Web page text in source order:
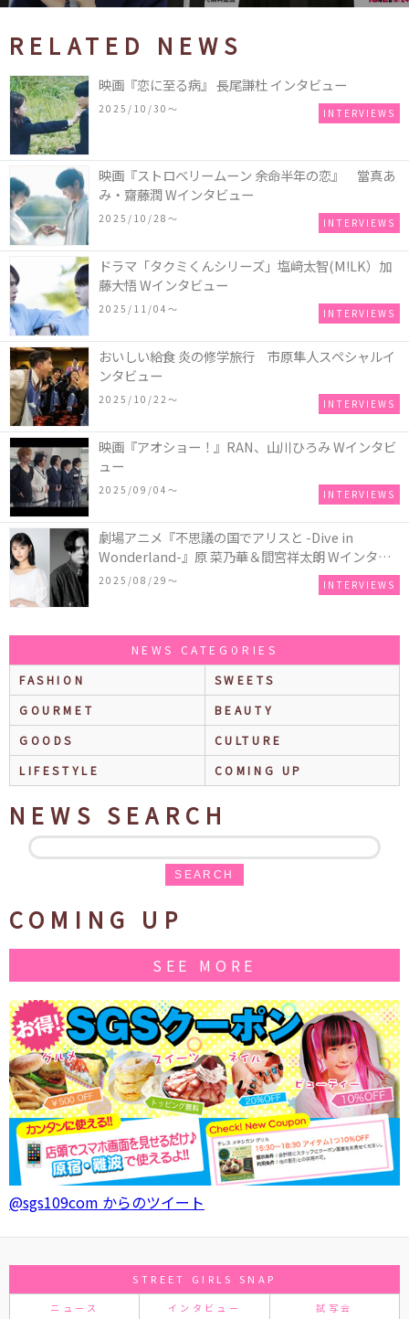
RELATED NEWS
映画『恋に至る病』 長尾謙杜 インタビュー
2025/10/30〜 INTERVIEWS
映画『ストロベリームーン 余命半年の恋』 當真あ
み・齋藤潤 Wインタビュー
2025/10/28〜 INTERVIEWS
ドラマ「タクミくんシリーズ」塩﨑太智(M!LK）加
藤大悟 Wインタビュー
2025/11/04〜 INTERVIEWS
おいしい給食 炎の修学旅行 市原隼人スペシャルイ
ンタビュー
2025/10/22〜 INTERVIEWS
映画『アオショー！』RAN、山川ひろみ Wインタビ
ュー
2025/09/04〜 INTERVIEWS
劇場アニメ『不思議の国でアリスと -Dive in
Wonderland-』原 菜乃華＆間宮祥太朗 Wインタビ
ュー
2025/08/29〜 INTERVIEWS
NEWS CATEGORIES
FASHION
SWEETS
GOURMET
BEAUTY
GOODS
CULTURE
LIFESTYLE
COMING UP
NEWS SEARCH
SEARCH
COMING UP
SEE MORE
@sgs109com からのツイート
STREET GIRLS SNAP
ニュース インタビュー 試写会